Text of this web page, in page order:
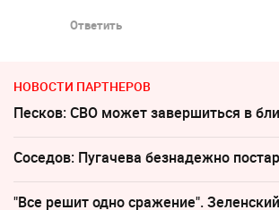
Ответить
НОВОСТИ ПАРТНЕРОВ
Песков: СВО может завершиться в
Соседов: Пугачева безнадежно
"Все решит одно сражение".